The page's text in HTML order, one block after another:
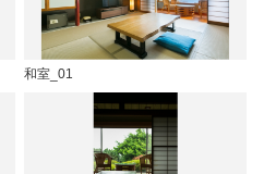
和室_01